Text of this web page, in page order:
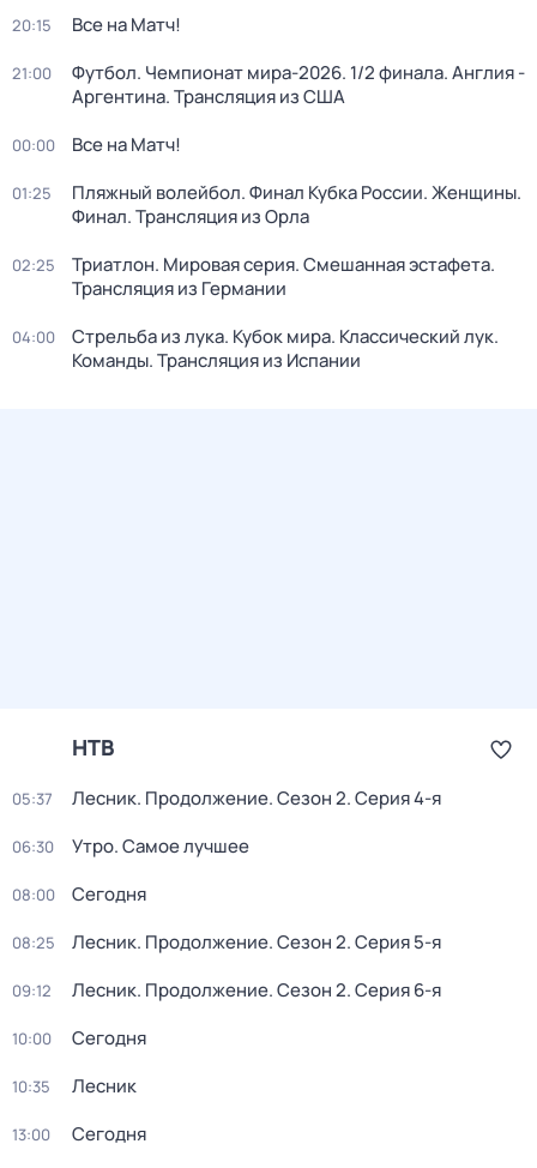
20:15 Все на Матч!
21:00
Футбол. Чемпионат мира-2026. 1/2 финала. Англия -
Аргентина. Трансляция из США
00:00 Все на Матч!
01:25
Пляжный волейбол. Финал Кубка России. Женщины.
Финал. Трансляция из Орла
02:25
Триатлон. Мировая серия. Смешанная эстафета.
Трансляция из Германии
04:00
Стрельба из лука. Кубок мира. Классический лук.
Команды. Трансляция из Испании
НТВ
05:37 Лесник. Продолжение. Сезон 2. Серия 4-я
06:30 Утро. Самое лучшее
08:00 Сегодня
08:25 Лесник. Продолжение. Сезон 2. Серия 5-я
09:12 Лесник. Продолжение. Сезон 2. Серия 6-я
10:00 Сегодня
10:35 Лесник
13:00 Сегодня